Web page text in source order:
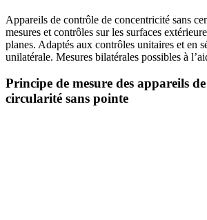
Appareils de contrôle de concentricité sans
mesures et contrôles sur les surfaces
planes. Adaptés aux contrôles unitaires et en
unilatérale. Mesures bilatérales possibles à
Principe de mesure des appareils
circularité sans pointe